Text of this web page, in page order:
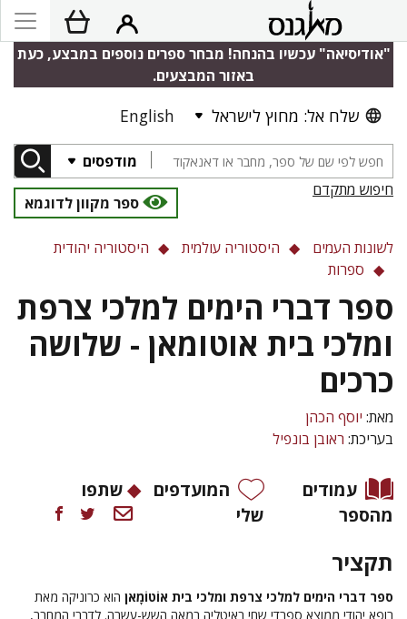
"אודיסיאה" עכשיו בהנחה! מבחר ספרים נוספים במבצע, כעת
באזור המבצעים.
שלח אל: מחוץ לישראל English
מודפסים
חיפוש מתקדם
ספר מקוון לדוגמא
לשונות העמים היסטוריה עולמית
היסטוריה יהודית
ספרות
ספר דברי הימים למלכי צרפת
ומלכי בית אוטומאן - שלושה
כרכים
מאת: יוסף הכהן
בעריכת: ראובן בונפיל
עמודים
מהספר
המועדפים
שלי
שתפו
תקציר
ספר דברי הימים למלכי צרפת ומלכי בית אוֹטוֹמָאן הוא כרוניקה מאת
רופא יהודי ממוצא ספרדי שחי באיטליה במאה השש-עשרה. לדברי המחבר,